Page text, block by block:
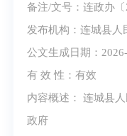
备注/文号：连政办
发布机构：连城县人
公文生成日期：
有 效 性：有效
内容概述： 连城县
政府